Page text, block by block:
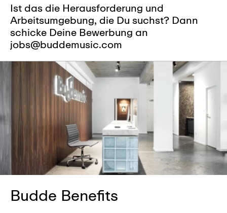
Ist das die Herausforderung und
Arbeitsumgebung, die Du suchst? Dann
schicke Deine Bewerbung an
jobs@buddemusic.com
Budde Benefits